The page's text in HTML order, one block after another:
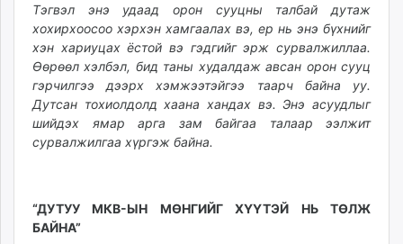
ugluu.mn
urlag.mn
unen.mn
asu.mn
shudarga.mn
shuurhai.mn
unuudur.mn
fact.mn
Тэгвэл энэ удаад орон сууцны талбай дутаж
хохирхоосоо хэрхэн хамгаалах вэ, ер нь энэ бүхнийг
хэн хариуцах ёстой вэ гэдгийг эрж сурвалжиллаа.
Өөрөөл хэлбэл, бид таны худалдаж авсан орон сууц
гэрчилгээ дээрх хэмжээтэйгээ таарч байна уу.
Дутсан тохиолдолд хаана хандах вэ. Энэ асуудлыг
шийдэх ямар арга зам байгаа талаар ээлжит
сурвалжилгаа хүргэж байна.
“ДУТУУ МКВ-ЫН МӨНГИЙГ ХҮҮТЭЙ НЬ ТӨЛЖ
БАЙНА”